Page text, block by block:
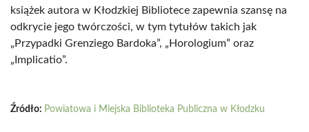
książek autora w Kłodzkiej Bibliotece zapewnia szansę na
odkrycie jego twórczości, w tym tytułów takich jak
„Przypadki Grenziego Bardoka”, „Horologium” oraz
„Implicatio”.
Źródło: Powiatowa i Miejska Biblioteka Publiczna w Kłodzku